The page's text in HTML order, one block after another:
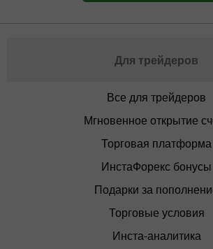
Для трейдеров
Все для трейдеров
Мгновенное открытие
Торговая платформа
ИнстаФорекс бонусы
Подарки за
Торговые условия
Инста-аналитика